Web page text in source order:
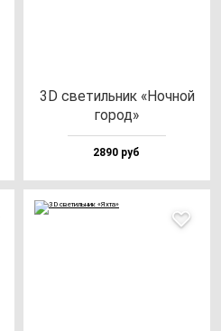
3D све­тиль­ник «Ноч­ной
го­род»
2890 руб